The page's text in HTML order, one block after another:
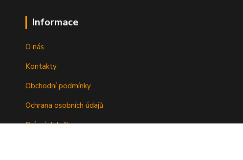
Informace
O nás
Kontakty
Obchodní podmínky
Ochrana osobních údajů
Právní doložka